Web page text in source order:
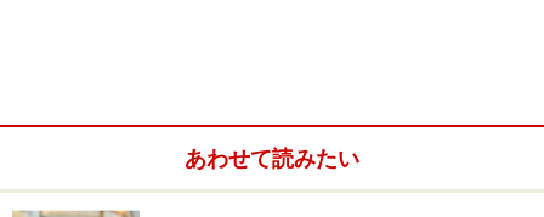
あわせて読みたい